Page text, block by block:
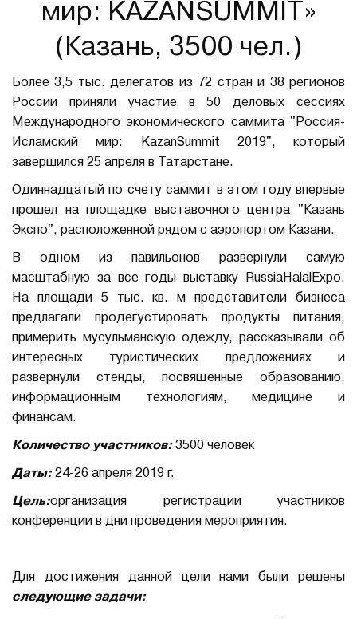
мир: KAZANSUMMIT»
(Казань, 3500 чел.)
Более 3,5 тыс. делегатов из 72 стран и 38 регионов
России приняли участие в 50 деловых сессиях
Международного экономического саммита "Россия-
Исламский мир: KazanSummit 2019", который
завершился 25 апреля в Татарстане.
Одиннадцатый по счету саммит в этом году впервые
прошел на площадке выставочного центра "Казань
Экспо", расположенной рядом с аэропортом Казани.
В одном из павильонов развернули самую
масштабную за все годы выставку RussiaHalalEхро.
На площади 5 тыс. кв. м представители бизнеса
предлагали продегустировать продукты питания,
примерить мусульманскую одежду, рассказывали об
интересных туристических предложениях и
развернули стенды, посвященные образованию,
информационным технологиям, медицине и
финансам.
Количество участников: 3500 человек
Даты: 24-26 апреля 2019 г.
Цель:организация регистрации участников
конференции в дни проведения мероприятия.
Для достижения данной цели нами были решены
следующие задачи: